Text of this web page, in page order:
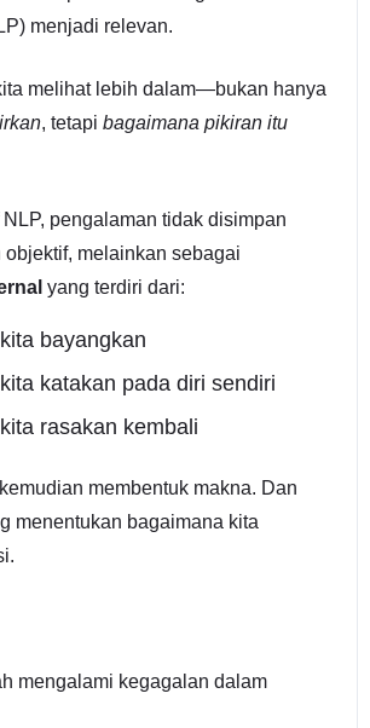
menjadi relevan.
melihat lebih dalam—bukan hanya
, tetapi bagaimana pikiran itu
pengalaman tidak disimpan
melainkan sebagai
yang terdiri dari:
bayangkan
katakan pada diri sendiri
rasakan kembali
membentuk makna. Dan
menentukan bagaimana kita
mengalami kegagalan dalam